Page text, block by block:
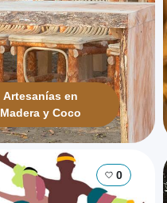
Artesanías en
Madera y Coco
0